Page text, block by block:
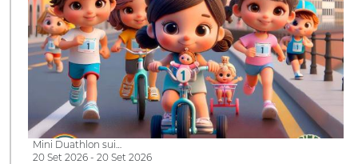
Mini Duathlon sui…
20 Set 2026 - 20 Set 2026